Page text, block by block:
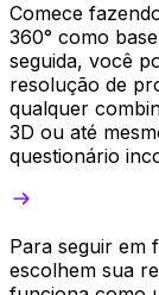
Comece
360° como
seguida, você
resolução de
qualquer
3D ou até
questionário
Para seguir em
escolhem sua